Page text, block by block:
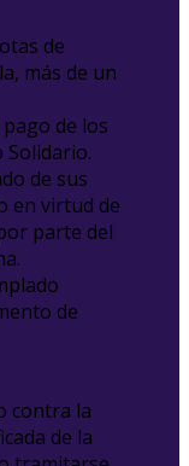
de
más de un
de los
Solidario.
de sus
en virtud de
parte del
de
contra la
de la